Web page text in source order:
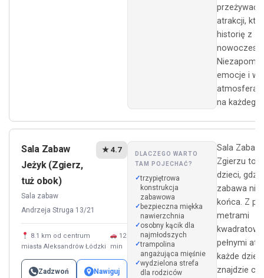
przeżywać
atrakcji,
historię z
emocje i
atmosfera
na każdego!
Sala Zabaw
Jeżyk (Zgierz,
tuż obok)
Sala zabaw
Andrzeja Struga 13/21
★ 4.7
8.1 km od centrum
miasta Aleksandrów Łódzki
12
min
Zadzwoń Nawiguj
DLACZEGO WARTO
TAM POJECHAĆ?
trzypiętrowa
konstrukcja
zabawowa
bezpieczna miękka
nawierzchnia
osobny kącik dla
najmłodszych
trampolina
angażująca mięśnie
wydzielona strefa
dla rodziców
Sala
Zgierzu to
dzieci,
zabawa nie
końca. Z
metrami
pełnymi
każde
znajdzie